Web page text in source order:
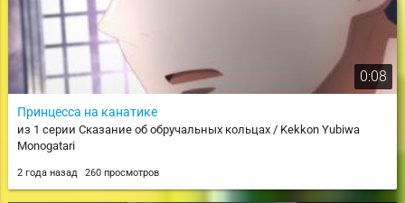
0:08
Принцесса на канатике
из 1 серии Сказание об обручальных кольцах / Kekkon Yubiwa
Monogatari
2 года назад 260 просмотров